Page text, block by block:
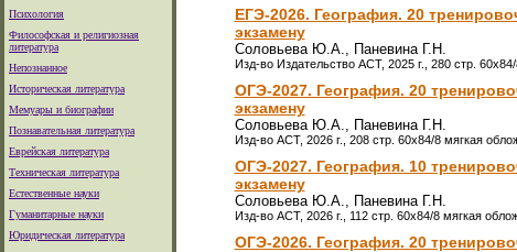
Психология
Философская и религиозная
литература
Непознанное
Историческая литература
Мемуары и биографии
Познавательная литература
Еврейская литература
Техническая литература
Естественные науки
Гуманитарные науки
Юридическая литература
ЕГЭ-2026. География. 20
экзамену
Соловьева Ю.А., Паневина Г.Н.
Изд-во Издательство АСТ, 2025 г., 280 стр.
ОГЭ-2027. География. 20
экзамену
Соловьева Ю.А., Паневина Г.Н.
Изд-во АСТ, 2026 г., 208 стр. 60x84/8 мягкая
ОГЭ-2027. География. 10
экзамену
Соловьева Ю.А., Паневина Г.Н.
Изд-во АСТ, 2026 г., 112 стр. 60x84/8 мягкая
ОГЭ-2026. География. 20